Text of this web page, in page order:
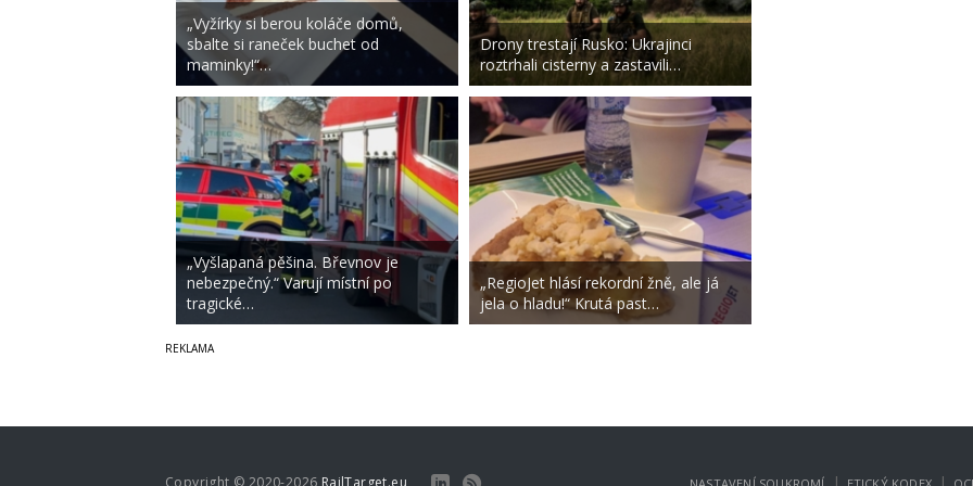
„Vyžírky si berou koláče domů,
sbalte si raneček buchet od
maminky!“…
„Vyšlapaná pěšina. Břevnov je
nebezpečný.“ Varují místní po
tragické…
Drony trestají Rusko: Ukrajinci
roztrhali cisterny a zastavili…
„RegioJet hlásí rekordní žně, ale já
jela o hladu!“ Krutá past…
Copyright © 2020-2026 RailTarget.eu